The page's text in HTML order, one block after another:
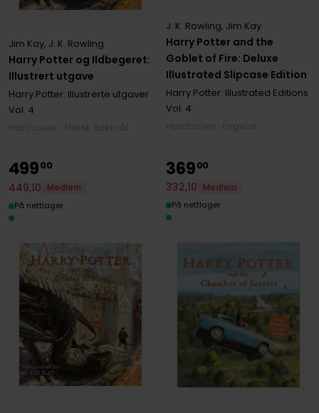
Harry Potter og Ildbegeret:
Illustrert utgave
Jim Kay, J. K. Rowling
Harry Potter: Illustrerte utgaver
Vol. 4
Harry Potter and the
Goblet of Fire: Deluxe
Illustrated Slipcase Edition
J. K. Rowling, Jim Kay
Harry Potter: Illustrated Editions
Vol. 4
49900
449,10
Medlem
På nettlager
36900
332,10
Medlem
På nettlager